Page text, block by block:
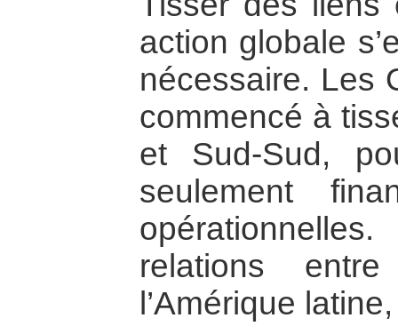
action globale
nécessaire. Les
commencé à
et Sud-Sud,
seulement
relations
l’Amérique